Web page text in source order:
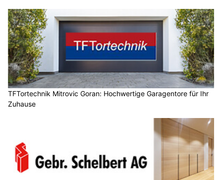
TFTortechnik Mitrovic Goran: Hochwertige Garagentore für Ihr
Zuhause